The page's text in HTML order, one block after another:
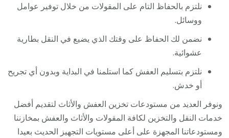
نلتزم بالحفاظ التام على المقولات من خلال توفير عوامل
ووسائل.
نضمن لك الحفاظ على وقتك الذي يضيع في النقل بطارية
عشوائية.
نلتزم بتسليم العفش كما استلمنا في البداية وبدون أي تجريح
أو خدش.
ونوفر العديد من مستودعات تخزين العفش والأثاث لتقديم أفضل
خدمات النقل والتخزين لكافة المقولات والأثاث والعفش بمخازننا
ومستودعاتنا المجهزة على أعلى مستويات التجهيز الحديث بعيدا